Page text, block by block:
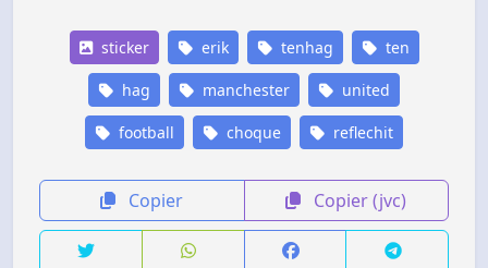
sticker erik tenhag ten
hag manchester united
football choque reflechit
Copier Copier (jvc)